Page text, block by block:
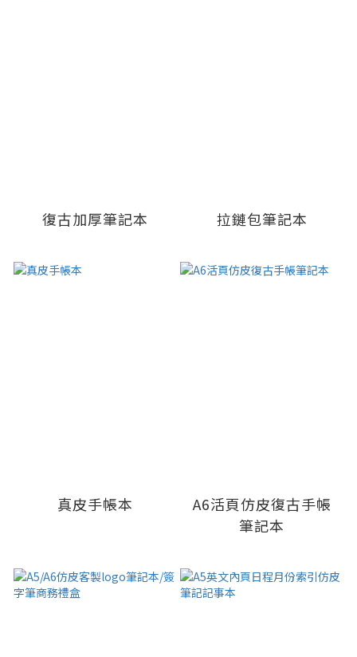
復古加厚筆記本 拉鏈包筆記本
真皮手帳本
A6活頁仿皮復古手帳
筆記本